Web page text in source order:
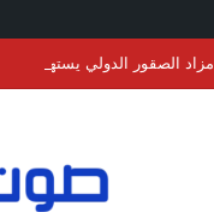
مزاد الصقور الدولي يستهدف تجاوز مبيعات